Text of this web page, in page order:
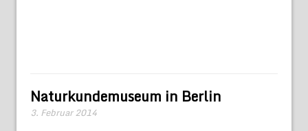
Naturkundemuseum in Berlin
3. Februar 2014